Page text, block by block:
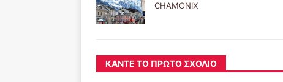
CHAMONIX
ΚΆΝΤΕ ΤΟ ΠΡΏΤΟ ΣΧΌΛΙΟ